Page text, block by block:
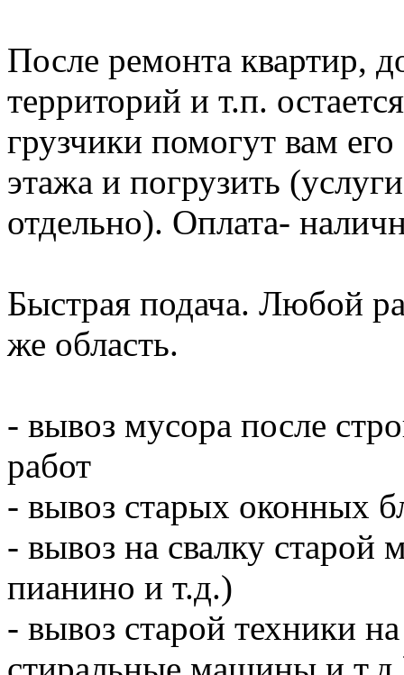
После ремонта квартир,
территорий и т.п.
грузчики помогут вам его
этажа и погрузить
отдельно). Оплата-
Быстрая подача. Любой
же область.
- вывоз мусора после
работ
- вывоз старых оконных
- вывоз на свалку
пианино и т.д.)
- вывоз старой техники